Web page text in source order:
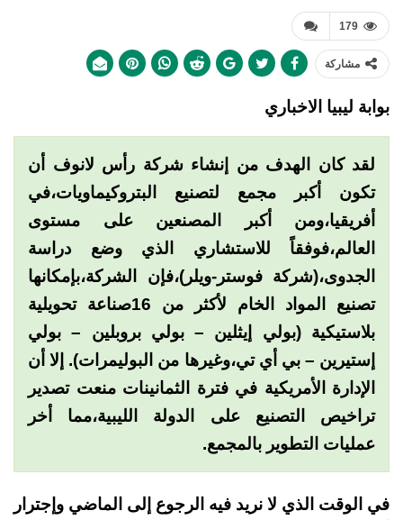
179
مشاركة
بوابة ليبيا الاخباري
لقد كان الهدف من إنشاء شركة رأس لانوف أن
تكون أكبر مجمع لتصنيع البتروكيماويات،في
أفريقيا،ومن أكبر المصنعين على مستوى
العالم،فوفقاً للاستشاري الذي وضع دراسة
الجدوى،(شركة فوستر-ويلر)،فإن الشركة،بإمكانها
تصنيع المواد الخام لأكثر من 16صناعة تحويلية
بلاستيكية (بولي إيثلين – بولي بروبلين – بولي
إستيرين – بي أي تي،وغيرها من البوليمرات). إلا أن
الإدارة الأمريكية في فترة الثمانينات منعت تصدير
تراخيص التصنيع على الدولة الليبية،مما أخر
عمليات التطوير بالمجمع.
في الوقت الذي لا نريد فيه الرجوع إلى الماضي وإجترار